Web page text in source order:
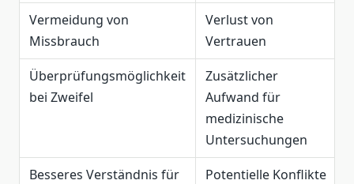
Vermeidung von
Missbrauch
Verlust von
Vertrauen
Überprüfungsmöglichkeit
bei Zweifel
Zusätzlicher
Aufwand für
medizinische
Untersuchungen
Besseres Verständnis für
Potentielle Konflikte